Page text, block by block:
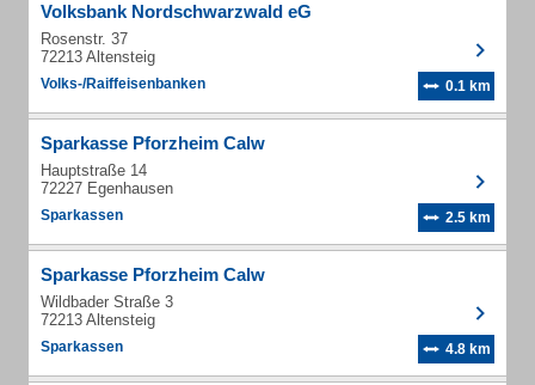
Volksbank Nordschwarzwald eG
Rosenstr. 37
72213 Altensteig
Volks-/Raiffeisenbanken 0.1 km
Sparkasse Pforzheim Calw
Hauptstraße 14
72227 Egenhausen
Sparkassen 2.5 km
Sparkasse Pforzheim Calw
Wildbader Straße 3
72213 Altensteig
Sparkassen 4.8 km